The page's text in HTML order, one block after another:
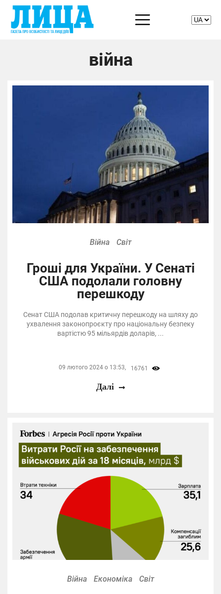
війна
Війна Світ
Гроші для України. У Сенаті
США подолали головну
перешкоду
Сенат США подолав критичну перешкоду на шляху до
ухвалення законопроєкту про національну безпеку
вартістю 95 мільярдів доларів, ...
09 лютого 2024 о 13:53, 16761
Далі
Війна Економіка Світ